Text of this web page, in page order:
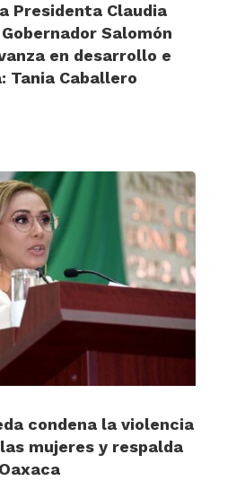
Presidenta Claudia
Salomón
en desarrollo e
Caballero
condena la violencia
mujeres y respalda